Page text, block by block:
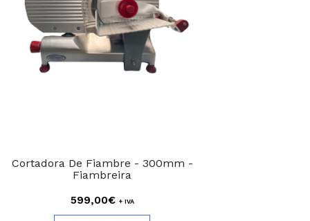
Cortadora De Fiambre - 300mm -
Fiambreira
599,00€ + IVA